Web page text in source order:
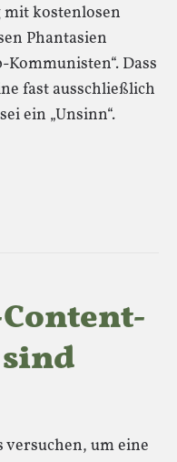
kostenlosen
Phantasien
Dass
fast ausschließlich
ein „Unsinn“.
versuchen, um eine